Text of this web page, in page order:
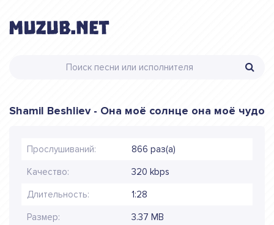
Shamil Beshliev - Она моё солнце она моё чудо
Прослушиваний: 866 раз(а)
Качество: 320 kbps
Длительность: 1:28
Размер: 3.37 MB